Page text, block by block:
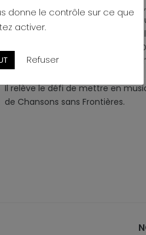
Batteur depuis son plus jeune
instrumentiste, auteur
Fake, Annabella Hawk, Bison
Victor Deverre ou encore Harmo
projet solo en français, inspiré de
Il relève le défi de mettre en
de Chansons sans Frontières.
donne le contrôle sur ce que
activer.
Refuser